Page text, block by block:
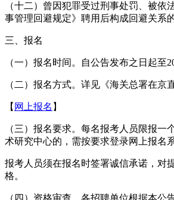
（十二）曾因犯罪受过刑事处罚、被
事管理回避规定》聘用后构成回避关系
三、报名
（一）报名时间。自公告发布之日起至
（二）报名方式。详见《海关总署在京
【 网上报名 】
（三）报名要求。每名报考人员限报
术研究中心的，需按要求登录网上报名
报考人员须在报名时签署诚信承诺，对
格。
（四）资格审查。各招聘单位根据本